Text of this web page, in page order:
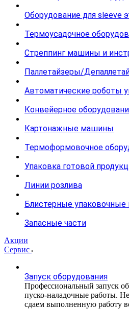
Оборудование для sleeve
Термоусадочное
Стреппинг машины и
Паллетайзеры/
Автоматические роботы
Конвейерное
Картонажные машины
Термоформовочное
Упаковка готовой
Линии розлива
Блистерные
Запасные части
Акции
Сервис
Запуск оборудования
Профессиональный запуск
пуско-наладочные работы.
сдаем выполненную работу